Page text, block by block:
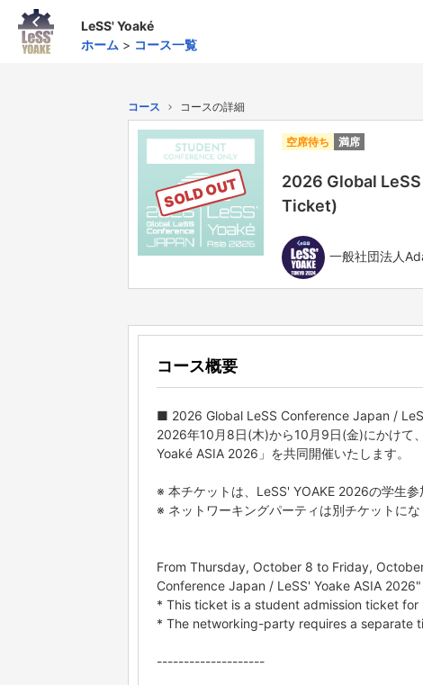
LeSS' Yoaké
ホーム > コース一覧
コース コースの詳細
SOLD OUT
空席待ち 満席
2026 Global
Ticket)
一般社団法人
コース概要
■ 2026 Global LeSS Conference Japan /
2026年10月8日(木)から10月9日(金)にかけて
Yoaké ASIA 2026」を共同開催いたします。
※ 本チケットは、LeSS' YOAKE 2026の学生
※ ネットワーキングパーティは別チケットにな
From Thursday, October 8 to Friday,
Conference Japan / LeSS' Yoake ASIA
* This ticket is a student admission ticket for
* The networking-party requires a separate
--------------------